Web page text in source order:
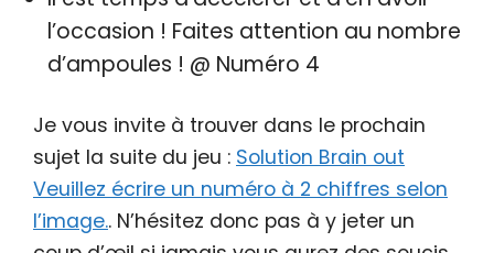
l’occasion ! Faites attention au nombre
d’ampoules ! @ Numéro 4
Je vous invite à trouver dans le prochain
sujet la suite du jeu : Solution Brain out
Veuillez écrire un numéro à 2 chiffres selon
l’image.. N’hésitez donc pas à y jeter un